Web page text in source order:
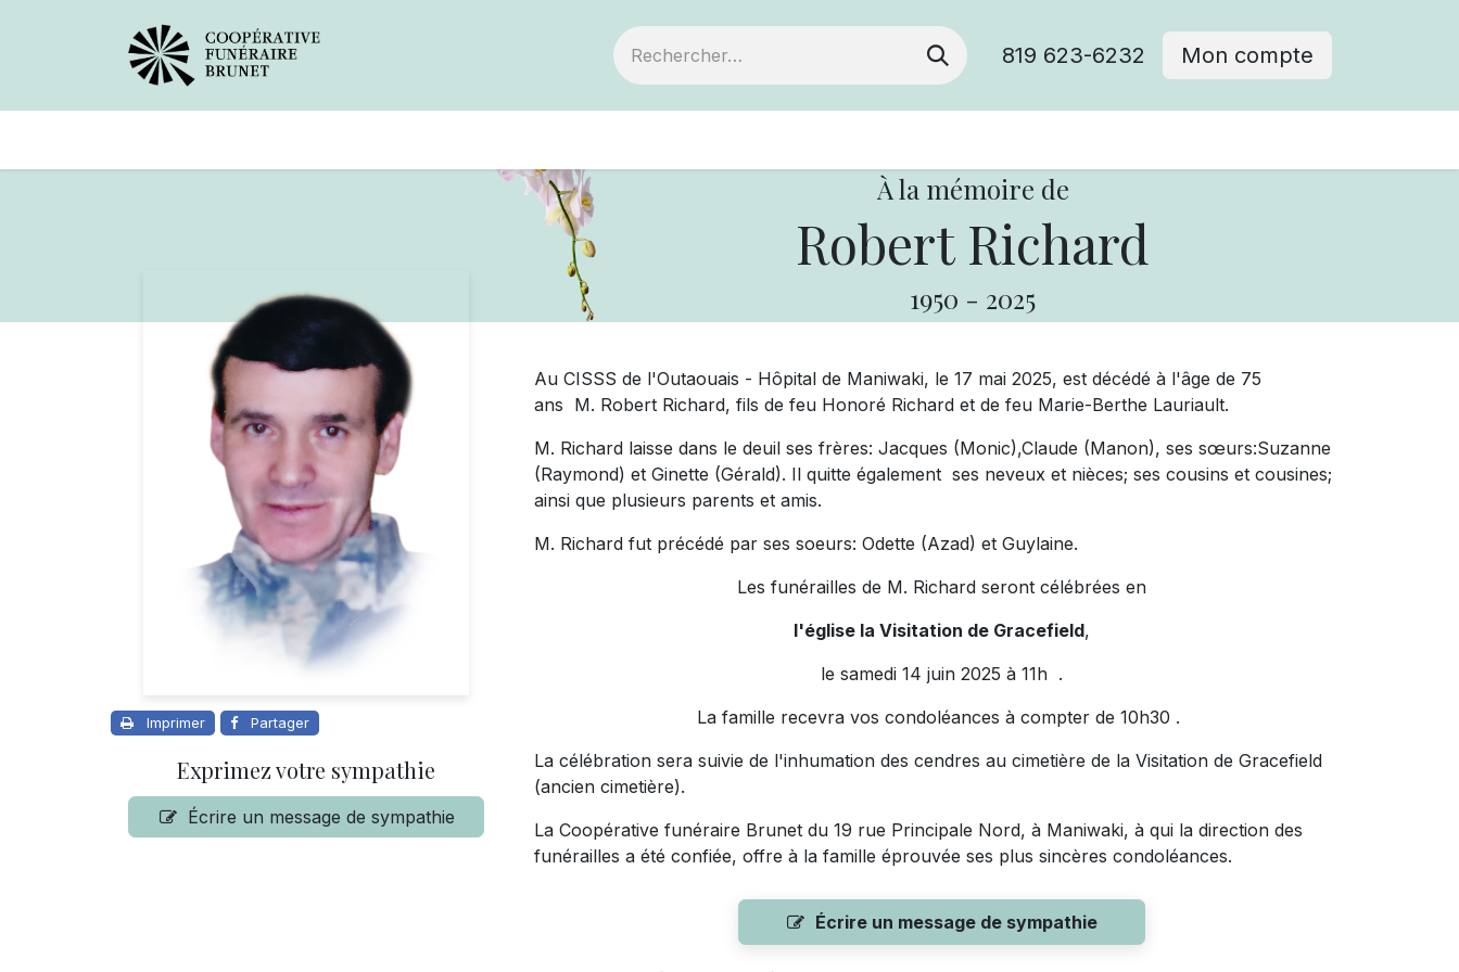
819 623-6232 Mon compte
À la mémoire de
Robert Richard
1950 - 2025
Imprimer Partager
Exprimez votre sympathie
Écrire un message de sympathie
Au CISSS de l'Outaouais - Hôpital de Maniwaki, le 17 mai 2025, est décédé à l'âge de 75
ans M. Robert Richard, fils de feu Honoré Richard et de feu Marie-Berthe Lauriault.
M. Richard laisse dans le deuil ses frères: Jacques (Monic),Claude (Manon), ses sœurs:Suzanne
(Raymond) et Ginette (Gérald). Il quitte également ses neveux et nièces; ses cousins et cousines;
ainsi que plusieurs parents et amis.
M. Richard fut précédé par ses soeurs: Odette (Azad) et Guylaine.
Les funérailles de M. Richard seront célébrées en
l'église la Visitation de Gracefield,
le samedi 14 juin 2025 à 11h .
La famille recevra vos condoléances à compter de 10h30 .
La célébration sera suivie de l'inhumation des cendres au cimetière de la Visitation de Gracefield
(ancien cimetière).
La Coopérative funéraire Brunet du 19 rue Principale Nord, à Maniwaki, à qui la direction des
funérailles a été confiée, offre à la famille éprouvée ses plus sincères condoléances.
Écrire un message de sympathie